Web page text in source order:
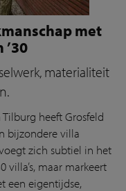
met
materialiteit
heeft Grosfeld
bijzondere villa
zich subtiel in het
villa’s, maar markeert
een eigentijdse,